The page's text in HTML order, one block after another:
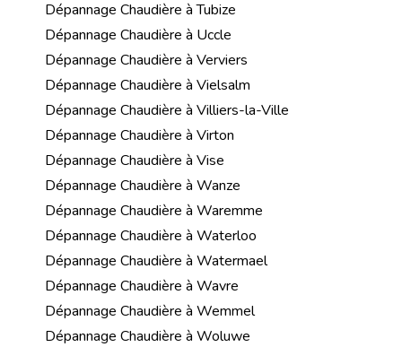
Dépannage Chaudière à Tubize
Dépannage Chaudière à Uccle
Dépannage Chaudière à Verviers
Dépannage Chaudière à Vielsalm
Dépannage Chaudière à Villiers-la-Ville
Dépannage Chaudière à Virton
Dépannage Chaudière à Vise
Dépannage Chaudière à Wanze
Dépannage Chaudière à Waremme
Dépannage Chaudière à Waterloo
Dépannage Chaudière à Watermael
Dépannage Chaudière à Wavre
Dépannage Chaudière à Wemmel
Dépannage Chaudière à Woluwe